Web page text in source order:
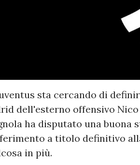
sta cercando di
dell'esterno offensivo
ha disputato una buona
a titolo definitivo
in più.